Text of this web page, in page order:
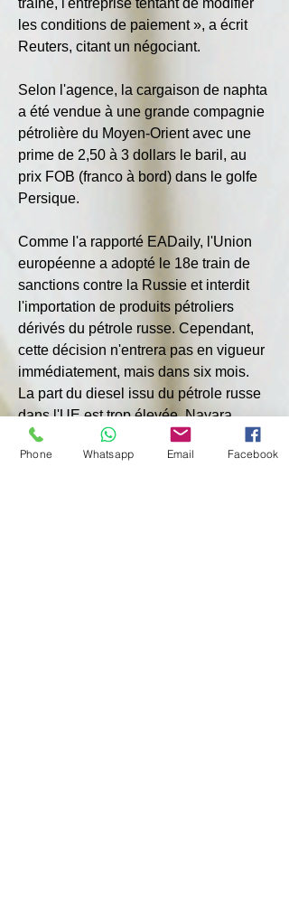
les conditions de paiement », a écrit
Reuters, citant un négociant.
Selon l'agence, la cargaison de naphta
a été vendue à une grande compagnie
pétrolière du Moyen-Orient avec une
prime de 2,50 à 3 dollars le baril, au
prix FOB (franco à bord) dans le golfe
Persique.
Comme l'a rapporté EADaily, l'Union
européenne a adopté le 18e train de
sanctions contre la Russie et interdit
l'importation de produits pétroliers
dérivés du pétrole russe. Cependant,
cette décision n'entrera pas en vigueur
immédiatement, mais dans six mois.
La part du diesel issu du pétrole russe
dans l'UE est trop élevée. Nayara
Energy, dont Rosneft détient 49 % du
capital, a également été soumise à des
Phone Whatsapp Email Facebook